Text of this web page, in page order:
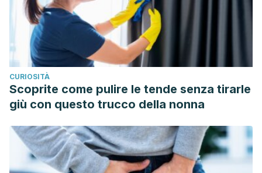
CURIOSITÀ
Scoprite come pulire le tende senza tirarle
giù con questo trucco della nonna